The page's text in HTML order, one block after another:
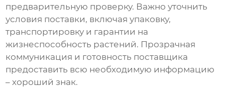
предварительную проверку. Важно уточнить
условия поставки, включая упаковку,
транспортировку и гарантии на
жизнеспособность растений. Прозрачная
коммуникация и готовность поставщика
предоставить всю необходимую информацию
– хороший знак.